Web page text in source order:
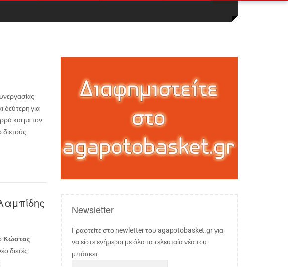
δεύτερη για
και με τον
Κώστας
διετές
Newsletter
Γραφτείτε στο newletter του agapotobasket.gr για
να είστε ενήμεροι με όλα τα τελευταία νέα του
μπάσκετ